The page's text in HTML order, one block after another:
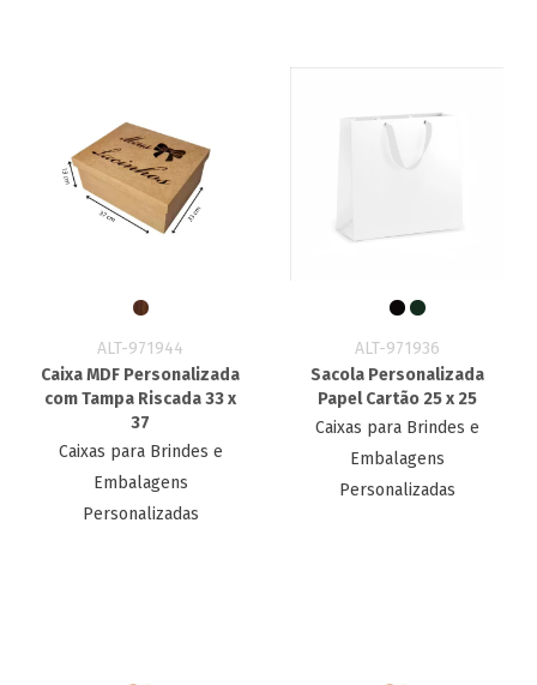
ALT-971944
Caixa MDF Personalizada
com Tampa Riscada 33 x
37
Caixas para Brindes e
Embalagens
Personalizadas
ALT-971936
Sacola Personalizada
Papel Cartão 25 x 25
Caixas para Brindes e
Embalagens
Personalizadas